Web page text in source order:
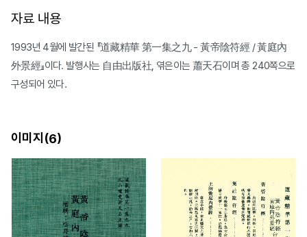
자료 내용
1993년 4월에 발간된 『道藏精華 第一集之九 - 黃帝陰符經 / 黃庭內
外景經』이다. 발행사는 自由出版社, 엮은이는 蕭天石이며 총 240쪽으로
구성되어 있다.
이미지(6)